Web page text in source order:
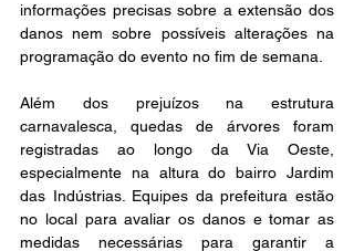
informações precisas sobre a extensão dos
danos nem sobre possíveis alterações na
programação do evento no fim de semana.
Além dos prejuízos na estrutura
carnavalesca, quedas de árvores foram
registradas ao longo da Via Oeste,
especialmente na altura do bairro Jardim
das Indústrias. Equipes da prefeitura estão
no local para avaliar os danos e tomar as
medidas necessárias para garantir a